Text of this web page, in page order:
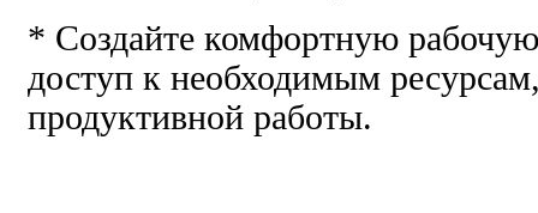
* Создайте комфортную
доступ к необходимым
продуктивной работы.